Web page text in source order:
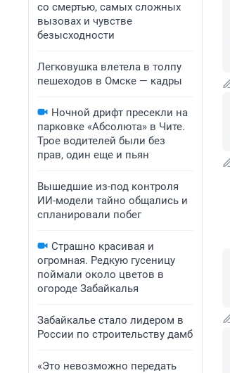
со смертью, самых сложных
вызовах и чувстве
безысходности
Легковушка влетела в толпу
пешеходов в Омске — кадры
Ночной дрифт пресекли на
парковке «Абсолюта» в Чите.
Трое водителей были без
прав, один еще и пьян
Вышедшие из-под контроля
ИИ-модели тайно общались и
спланировали побег
Страшно красивая и
огромная. Редкую гусеницу
поймали около цветов в
огороде Забайкалья
Забайкалье стало лидером в
России по строительству дамб
«Это невозможно передать